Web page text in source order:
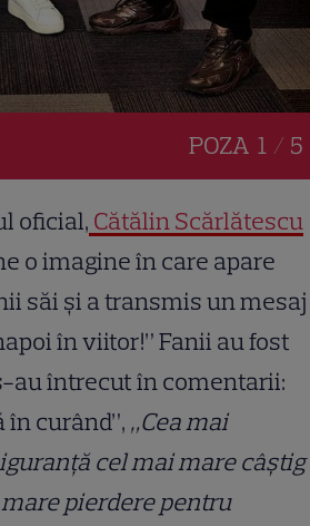
POZA 1 / 5
oficial, Cătălin Scărlătescu
o imagine în care apare
săi și a transmis un mesaj
în viitor!” Fanii au fost
au întrecut în comentarii:
în curând”, „Cea mai
cel mai mare câștig
pierdere pentru